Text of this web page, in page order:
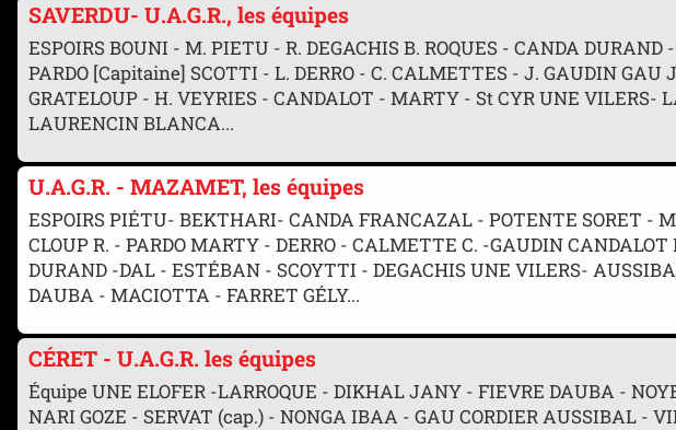
SAVERDU- U.A.G.R., les équipes
ESPOIRS BOUNI - M. PIETU - R. DEGACHIS B. ROQUES - CANDA DURAND
PARDO [Capitaine] SCOTTI - L. DERRO - C. CALMETTES - J. GAUDIN
GRATELOUP - H. VEYRIES - CANDALOT - MARTY - St CYR UNE VILERS-
LAURENCIN BLANCA...
U.A.G.R. - MAZAMET, les équipes
ESPOIRS PIÉTU- BEKTHARI- CANDA FRANCAZAL - POTENTE SORET -
CLOUP R. - PARDO MARTY - DERRO - CALMETTE C. -GAUDIN
DURAND -DAL - ESTÉBAN - SCOYTTI - DEGACHIS UNE VILERS-
DAUBA - MACIOTTA - FARRET GÉLY...
CÉRET - U.A.G.R. les équipes
Équipe UNE ELOFER -LARROQUE - DIKHAL JANY - FIEVRE DAUBA -
NARI GOZE - SERVAT (cap.) - NONGA IBAA - GAU CORDIER AUSSIBAL -